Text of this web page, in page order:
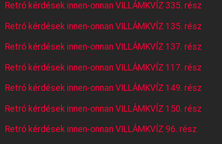
Retró kérdések innen-onnan VILLÁMKVÍZ 335. rész
Retró kérdések innen-onnan VILLÁMKVÍZ 135. rész
Retró kérdések innen-onnan VILLÁMKVÍZ 137. rész
Retró kérdések innen-onnan VILLÁMKVÍZ 117. rész
Retró kérdések innen-onnan VILLÁMKVÍZ 149. rész
Retró kérdések innen-onnan VILLÁMKVÍZ 150. rész
Retró kérdések innen-onnan VILLÁMKVÍZ 96. rész